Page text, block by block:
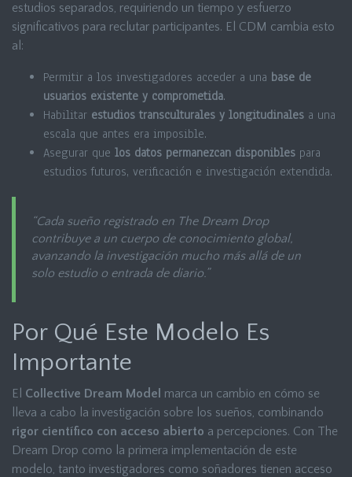
estudios separados, requiriendo un tiempo y esfuerzo
significativos para reclutar participantes. El CDM cambia esto
al:
Permitir a los investigadores acceder a una base de
usuarios existente y comprometida.
Habilitar estudios transculturales y longitudinales a una
escala que antes era imposible.
Asegurar que los datos permanezcan disponibles para
estudios futuros, verificación e investigación extendida.
“Cada sueño registrado en The Dream Drop
contribuye a un cuerpo de conocimiento global,
avanzando la investigación mucho más allá de un
solo estudio o entrada de diario.”
Por Qué Este Modelo Es
Importante
El Collective Dream Model marca un cambio en cómo se
lleva a cabo la investigación sobre los sueños, combinando
rigor científico con acceso abierto a percepciones. Con The
Dream Drop como la primera implementación de este
modelo, tanto investigadores como soñadores tienen acceso